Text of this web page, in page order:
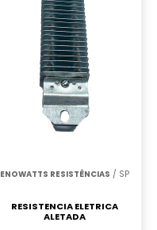
ENOWATTS RESISTÊNCIAS / SP
RESISTENCIA ELETRICA
ALETADA